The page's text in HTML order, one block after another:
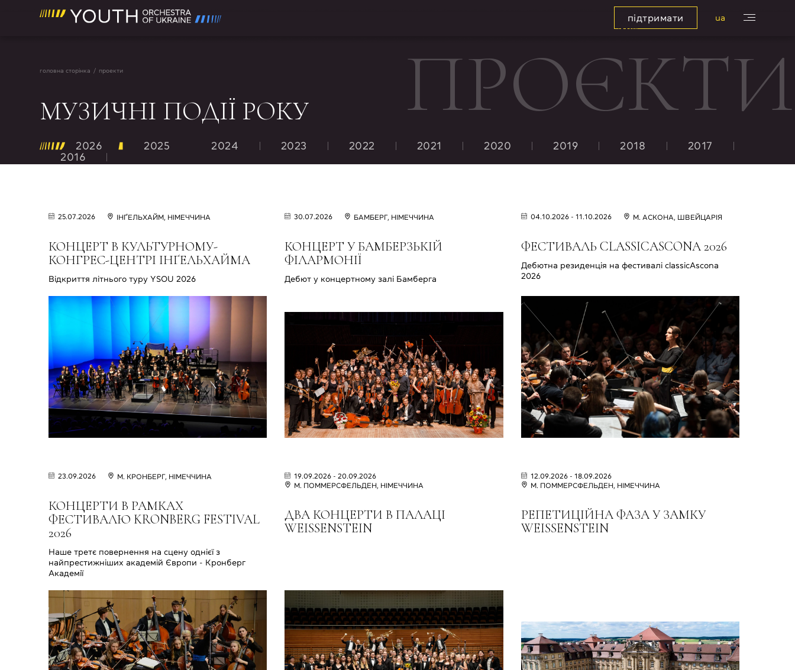
підтримати ua
головна сторінка / проекти
МУЗИЧНІ ПОДІЇ РОКУ
2026 2025 2024 2023 2022 2021 2020 2019 2018
2017
2016
ПРОЄКТИ
25.07.2026 ІНҐЕЛЬХАЙМ, НІМЕЧЧИНА
КОНЦЕРТ В КУЛЬТУРНОМУ-
КОНГРЕС-ЦЕНТРІ ІНҐЕЛЬХАЙМА
Відкриття літнього туру YSOU 2026
30.07.2026 БАМБЕРГ, НІМЕЧЧИНА
КОНЦЕРТ У БАМБЕРЗЬКІЙ
ФІЛАРМОНІЇ
Дебют у концертному залі Бамберга
04.10.2026 - 11.10.2026 М. АСКОНА, ШВЕЙЦАРІЯ
ФЕСТИВАЛЬ CLASSICASCONA 2026
Дебютна резиденція на фестивалі classicAscona
2026
23.09.2026 M. КРОНБЕРГ, НІМЕЧЧИНА
КОНЦЕРТИ В РАМКАХ
ФЕСТИВАЛЮ KRONBERG FESTIVAL
2026
Наше третє повернення на сцену однієї з
найпрестижніших академій Європи - Кронберг
Академії
19.09.2026 - 20.09.2026
M. ПОММЕРСФЕЛЬДЕН, НІМЕЧЧИНА
ДВА КОНЦЕРТИ В ПАЛАЦІ
WEISSENSTEIN
12.09.2026 - 18.09.2026
М. ПОММЕРСФЕЛЬДЕН, НІМЕЧЧИНА
РЕПЕТИЦІЙНА ФАЗА У ЗАМКУ
WEISSENSTEIN